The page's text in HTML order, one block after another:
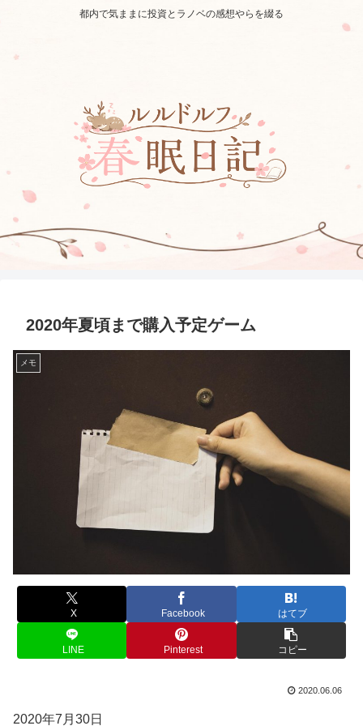
都内で気ままに投資とラノベの感想やらを綴る
2020年夏頃まで購入予定ゲーム
メモ
X Facebook はてブ
LINE Pinterest コピー
2020.06.06
2020年7月30日